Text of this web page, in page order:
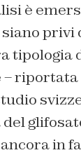
è
privi
tipologia
riportata
in